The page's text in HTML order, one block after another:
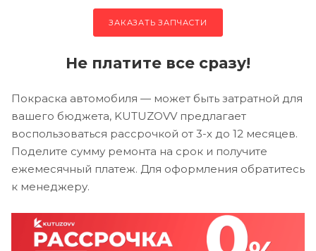
ЗАКАЗАТЬ ЗАПЧАСТИ
Не платите все сразу!
Покраска автомобиля — может быть затратной для
вашего бюджета, KUTUZOVV предлагает
воспользоваться рассрочкой от 3-х до 12 месяцев.
Поделите сумму ремонта на срок и получите
ежемесячный платеж. Для оформления обратитесь
к менеджеру.